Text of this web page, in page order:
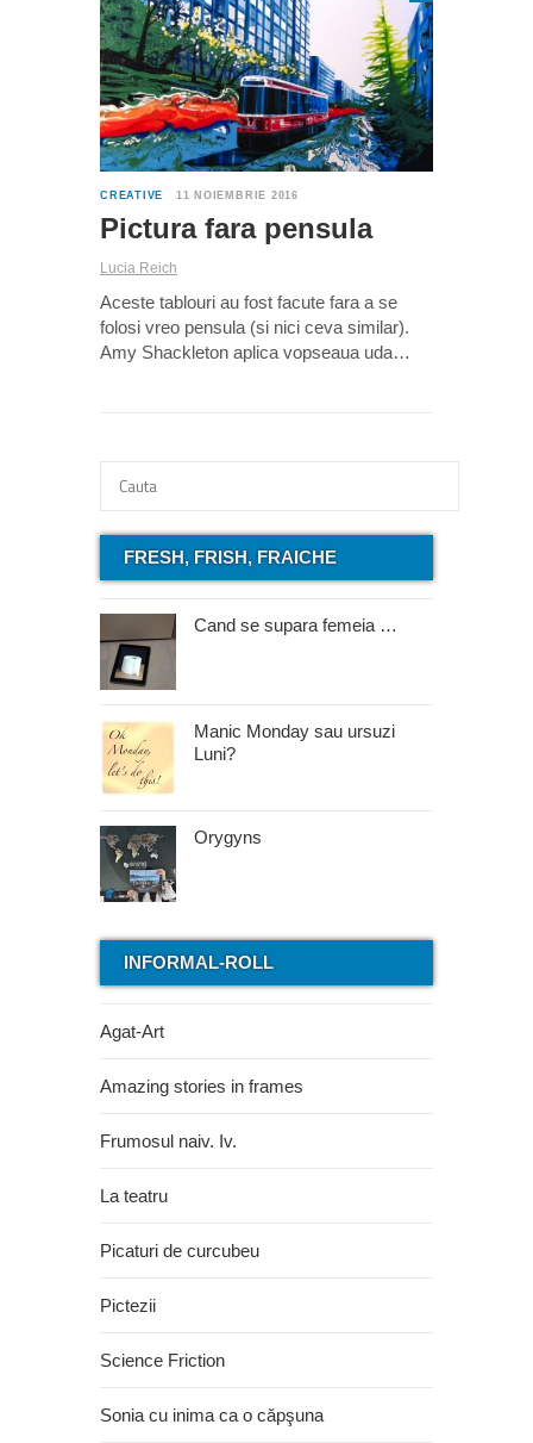
CREATIVE 11 NOIEMBRIE 2016
Pictura fara pensula
Lucia Reich
Aceste tablouri au fost facute fara a se
folosi vreo pensula (si nici ceva similar).
Amy Shackleton aplica vopseaua uda…
FRESH, FRISH, FRAICHE
Cand se supara femeia …
Manic Monday sau ursuzi
Luni?
Orygyns
INFORMAL-ROLL
Agat-Art
Amazing stories in frames
Frumosul naiv. Iv.
La teatru
Picaturi de curcubeu
Pictezii
Science Friction
Sonia cu inima ca o căpşuna